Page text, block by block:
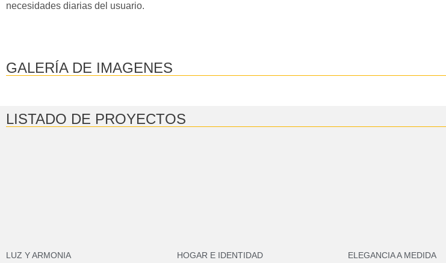
necesidades diarias del usuario.
GALERÍA DE IMAGENES
LISTADO DE PROYECTOS
LUZ Y ARMONIA HOGAR E IDENTIDAD ELEGANCIA A MEDIDA